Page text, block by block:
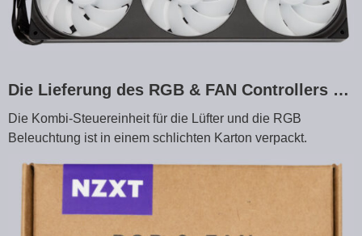
Die Lieferung des RGB & FAN Controllers …
Die Kombi-Steuereinheit für die Lüfter und die RGB
Beleuchtung ist in einem schlichten Karton verpackt.